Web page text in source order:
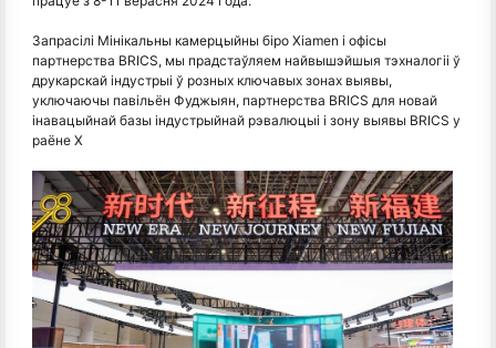
Запрасілі Мінікальны камерцыйны біро Xiamen і офісы
партнерства BRICS, мы прадстаўляем найвышэйшыя тэхналогіі ў
друкарскай індустрыі ў розных ключавых зонах выявы,
уключаючы павільён Фуджыян, партнерства BRICS для новай
інавацыйнай базы індустрыйнай рэвалюцыі і зону выявы BRICS у
раёне Х